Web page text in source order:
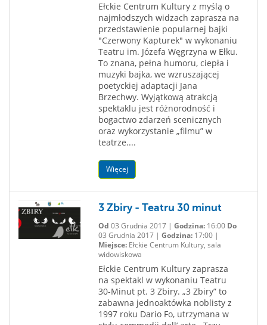
Ełckie Centrum Kultury z myślą o
najmłodszych widzach zaprasza na
przedstawienie popularnej bajki
"Czerwony Kapturek" w wykonaniu
Teatru im. Józefa Węgrzyna w Ełku.
To znana, pełna humoru, ciepła i
muzyki bajka, we wzruszającej
poetyckiej adaptacji Jana
Brzechwy. Wyjątkową atrakcją
spektaklu jest różnorodność i
bogactwo zdarzeń scenicznych
oraz wykorzystanie „filmu” w
teatrze....
Więcej
3 Zbiry - Teatru 30 minut
Od 03 Grudnia 2017 | Godzina:16:00 Do
03 Grudnia 2017 | Godzina:17:00 |
Miejsce:Ełckie Centrum Kultury, sala
widowiskowa
Ełckie Centrum Kultury zaprasza
na spektakl w wykonaniu Teatru
30-Minut pt. 3 Zbiry. „3 Zbiry” to
zabawna jednoaktówka noblisty z
1997 roku Dario Fo, utrzymana w